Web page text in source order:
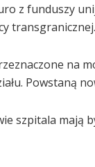
z funduszy
transgranicznej.
na
Powstaną
szpitala mają